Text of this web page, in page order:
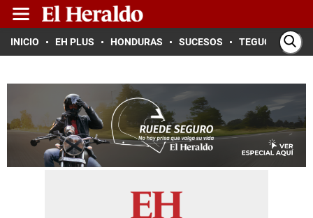
INICIO EH PLUS HONDURAS SUCESOS TEGUCIGALPA